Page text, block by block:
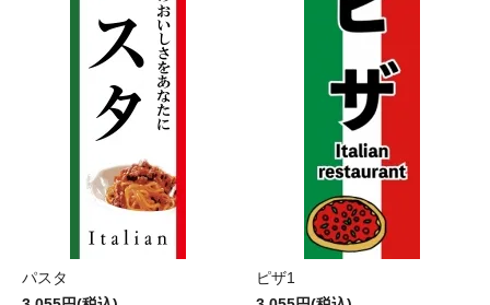
パスタ
ピザ1